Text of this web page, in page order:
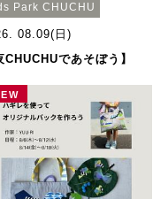
Park CHUCHU
08.09(日)
CHUCHUであそぼう】